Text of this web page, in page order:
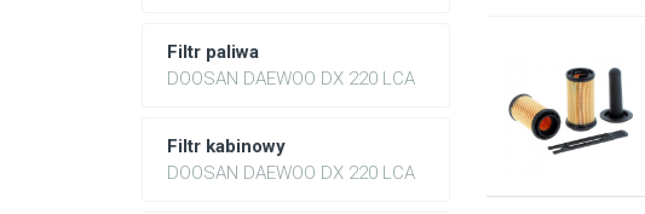
Filtr paliwa
DOOSAN DAEWOO DX 220 LCA
Filtr kabinowy
DOOSAN DAEWOO DX 220 LCA